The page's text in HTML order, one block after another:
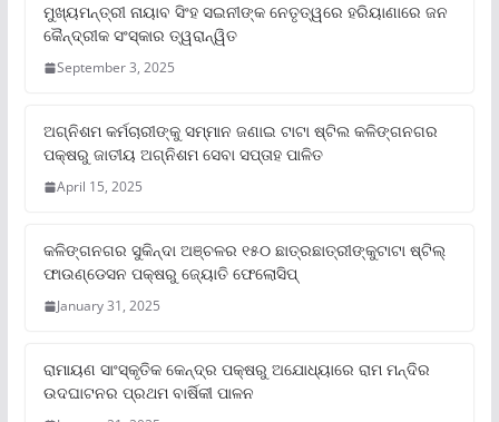
ମୁଖ୍ୟମନ୍ତ୍ରୀ ନାୟାବ ସିଂହ ସଇନୀଙ୍କ ନେତୃତ୍ୱରେ ହରିୟାଣାରେ ଜନ
କୈନ୍ଦ୍ରୀକ ସଂସ୍କାର ତ୍ୱରାନ୍ୱିତ
September 3, 2025
ଅଗ୍ନିଶମ କର୍ମଚାରୀଙ୍କୁ ସମ୍ମାନ ଜଣାଇ ଟାଟା ଷ୍ଟିଲ କଳିଙ୍ଗନଗର
ପକ୍ଷରୁ ଜାତୀୟ ଅଗ୍ନିଶମ ସେବା ସପ୍ତାହ ପାଳିତ
April 15, 2025
କଳିଙ୍ଗନଗର ସୁକିନ୍ଦା ଅଞ୍ଚଳର ୧୫୦ ଛାତ୍ରଛାତ୍ରୀଙ୍କୁଟାଟା ଷ୍ଟିଲ୍
ଫାଉଣ୍ଡେସନ ପକ୍ଷରୁ ଜ୍ୟୋତି ଫେଲୋସିପ୍‌
January 31, 2025
ରାମାୟଣ ସାଂସ୍କୃତିକ କେନ୍ଦ୍ର ପକ୍ଷରୁ ଅଯୋଧ୍ୟାରେ ରାମ ମନ୍ଦିର
ଉଦଘାଟନର ପ୍ରଥମ ବାର୍ଷିକୀ ପାଳନ